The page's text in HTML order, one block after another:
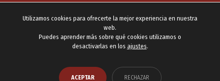
info@mueblesbarruelo.com693 06 23 95Facebook
POLÍTICA DE COOKIES POLÍTICA DE PRIVACIDAD AJUSTES COOKIES
2026 © Todos los derechos reservados
Utilizamos cookies para ofrecerte la mejor experiencia en nuestra
web.
Puedes aprender más sobre qué cookies utilizamos o
desactivarlas en los ajustes.
ACEPTAR RECHAZAR
¿Necesitas ayuda?